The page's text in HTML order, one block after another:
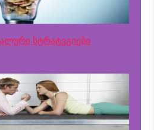
სტრატეგიები